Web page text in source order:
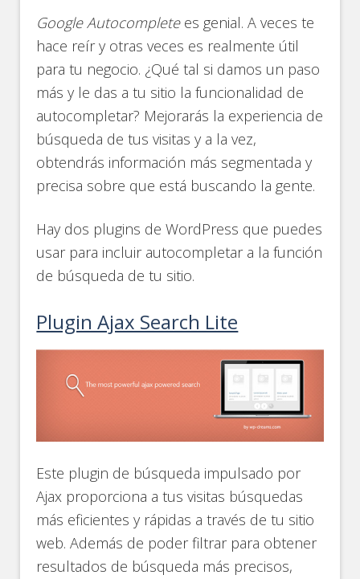
Google Autocompletees genial. A veces te
hace reír y otras veces es realmente útil
para tu negocio. ¿Qué tal si damos un paso
más y le das a tu sitio la funcionalidad de
autocompletar? Mejorarás la experiencia de
búsqueda de tus visitas y a la vez,
obtendrás información más segmentada y
precisa sobre que está buscando la gente.
Hay dos plugins de WordPress que puedes
usar para incluir autocompletar a la función
de búsqueda de tu sitio.
Plugin Ajax Search Lite
Este plugin de búsqueda impulsado por
Ajax proporciona a tus visitas búsquedas
más eficientes y rápidas a través de tu sitio
web. Además de poder filtrar para obtener
resultados de búsqueda más precisos,